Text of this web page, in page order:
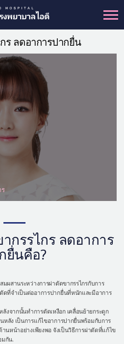
ร ลดอาการปากยื่น
กรรไกร ลดอาการ
ยื่นคือ?
ผสานระหว่างการผ่าตัดขากรรไกรกับการ
ดที่จำเป็นต่ออาการปากยื่นที่หนักและมีอาการ
งจากนั้นทำการตัดเหงือก เคลื่อนย้ายกระดูก
ลัง เป็นการแก้ไขอาการปากยื่นพร้อมกับการ
นหน้าอย่างเพียงพอ จังเป็นวิธีการผ่าตัดที่แก้ไข
มกัน.